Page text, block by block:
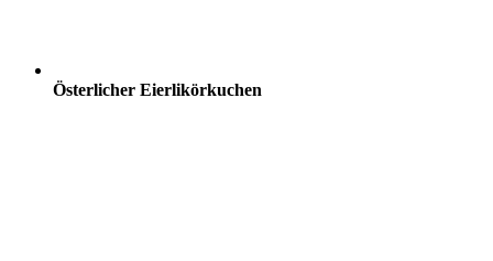
Österlicher Eierlikörkuchen